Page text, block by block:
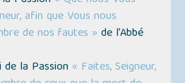
afin que Vous nous
de nos fautes » de l’Abbé
la Passion « Faites, Seigneur,